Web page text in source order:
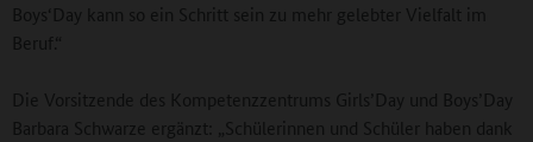
Boys‘Day kann so ein Schritt sein zu mehr gelebter Vielfalt im
Beruf.“
Die Vorsitzende des Kompetenzzentrums Girls’Day und Boys’Day
Barbara Schwarze ergänzt: „Schülerinnen und Schüler haben dank